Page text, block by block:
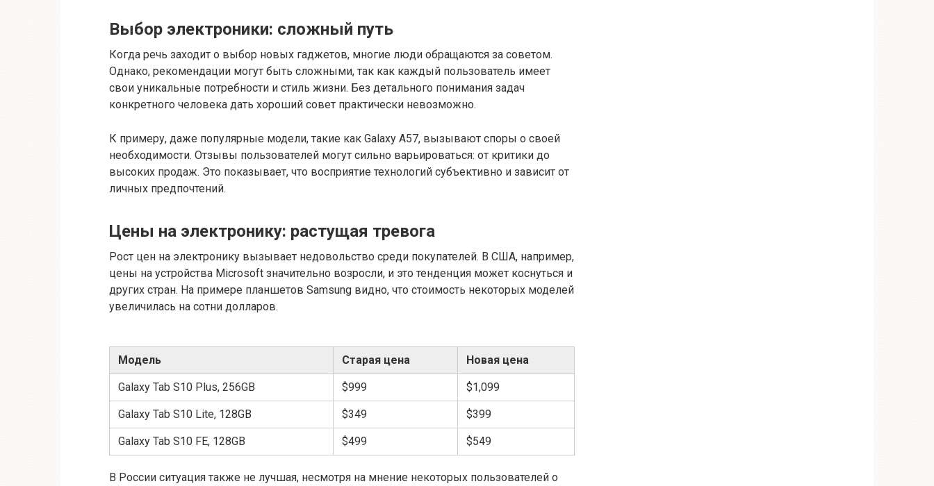
Выбор электроники: сложный путь
Когда речь заходит о выбор новых гаджетов, многие люди обращаются за советом.
Однако, рекомендации могут быть сложными, так как каждый пользователь имеет
свои уникальные потребности и стиль жизни. Без детального понимания задач
конкретного человека дать хороший совет практически невозможно.
К примеру, даже популярные модели, такие как Galaxy A57, вызывают споры о своей
необходимости. Отзывы пользователей могут сильно варьироваться: от критики до
высоких продаж. Это показывает, что восприятие технологий субъективно и зависит от
личных предпочтений.
Цены на электронику: растущая тревога
Рост цен на электронику вызывает недовольство среди покупателей. В США, например,
цены на устройства Microsoft значительно возросли, и это тенденция может коснуться и
других стран. На примере планшетов Samsung видно, что стоимость некоторых моделей
увеличилась на сотни долларов.
Модель Старая цена Новая цена
Galaxy Tab S10 Plus, 256GB $999 $1,099
Galaxy Tab S10 Lite, 128GB $349 $399
Galaxy Tab S10 FE, 128GB $499 $549
В России ситуация также не лучшая, несмотря на мнение некоторых пользователей о